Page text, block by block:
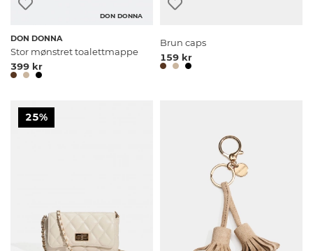
DON DONNA
DON DONNA
Stor mønstret toalettmappe
399 kr
Brun caps
159 kr
25%